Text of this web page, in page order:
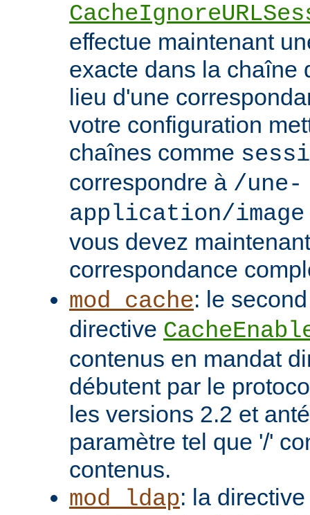
effectue maintenant
exacte dans la chaîne
lieu d'une
votre configuration
chaînes comme
correspondre à /une-
application/
vous devez
correspondance
mod_cache: le
directive
contenus en mandat
débutent par le
les versions 2.2 et
paramètre tel que '/'
contenus.
mod_ldap: la directive